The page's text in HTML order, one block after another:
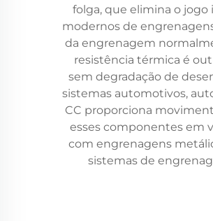
folga, que elimina o
modernos de
da engrenagem
resistência térmica é
sem degradação de
sistemas automotivos,
CC proporciona
esses componentes em
com engrenagens
sistemas de